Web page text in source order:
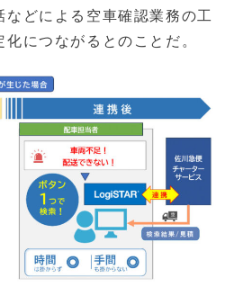
どによる空車確認業務の工
につながるとのことだ。